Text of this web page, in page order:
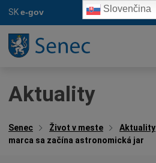
SKe-gov
Aktuality
Senec Život v meste Aktuality
marca sa začína astronomická jar
Slovenčina